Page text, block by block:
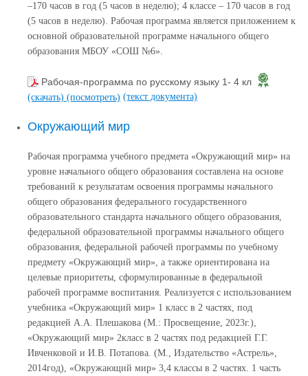
–170 часов в год (5 часов в неделю); 4 классе – 170 часов в год
(5 часов в неделю). Рабочая программа является приложением к
основной образовательной программе начального общего
образования МБОУ «СОШ №6».
Рабочая-программа по русскому языку 1- 4 кл
(скачать) (посмотреть) (текст документа)
Окружающий мир
Рабочая программа учебного предмета «Окружающий мир» на
уровне начального общего образования составлена на основе
требований к результатам освоения программы начального
общего образования федерального государственного
образовательного стандарта начального общего образования,
федеральной образовательной программы начального общего
образования, федеральной рабочей программы по учебному
предмету «Окружающий мир», а также ориентирована на
целевые приоритеты, сформулированные в федеральной
рабочей программе воспитания. Реализуется с использованием
учебника «Окружающий мир» 1 класс в 2 частях, под
редакцией А.А. Плешакова (М.: Просвещение, 2023г.),
«Окружающий мир» 2класс в 2 частях под редакцией Г.Г.
Ивченковой и И.В. Потапова. (М., Издательство «Астрель»,
2014год), «Окружающий мир» 3,4 классы в 2 частях. 1 часть